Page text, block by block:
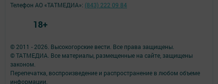
© 2011 - 2026. Высокогорские вести. Все права защищены.
© ТАТМЕДИА. Все материалы, размещенные на сайте, защищены
законом.
Перепечатка, воспроизведение и распространение в любом объеме
информации,
Телефон АО «ТАТМЕДИА»: (843) 222 09 84
18+